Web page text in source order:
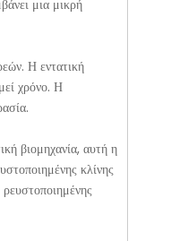
μια μικρή
Η εντατική
χρόνο. Η
βιομηχανία, αυτή η
κλίνης